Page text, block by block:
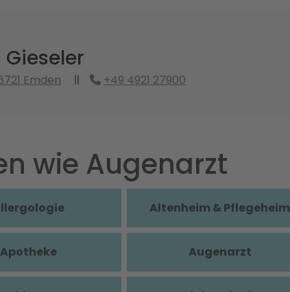
Gieseler
Emden +49 4921 27900
wie Augenarzt
Altenheim & Pflegeheim
Apotheke Augenarzt